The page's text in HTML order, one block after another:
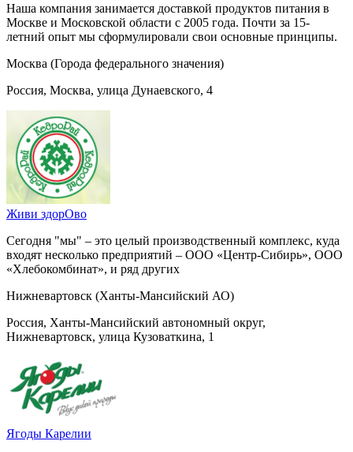
Наша компания занимается доставкой продуктов питания в
Москве и Московской области с 2005 года. Почти за 15-
летний опыт мы сформулировали свои основные принципы.
Москва (Города федерального значения)
Россия, Москва, улица Дунаевского, 4
Живи здорОво
Сегодня "мы" – это целый производственный комплекс, куда
входят несколько предприятий – ООО «Центр-Сибирь», ООО
«Хлебокомбинат», и ряд других
Нижневартовск (Ханты-Мансийский АО)
Россия, Ханты-Мансийский автономный округ,
Нижневартовск, улица Кузоваткина, 1
Ягоды Карелии